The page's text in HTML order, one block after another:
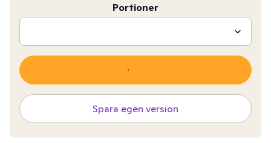
Portioner
Spara egen version